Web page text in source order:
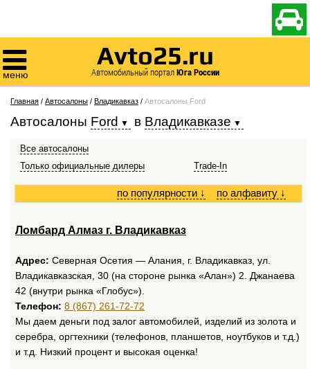


меню
Avto25.ru
Автомобильный порталЮга России
Главная / Автосалоны / Владикавказ / Автосалоны Ford
Автосалоны Ford в Владикавказе
Все автосалоны
Только официальные дилеры
Trade-In
по алфавиту ↓
по популярности ↓
Ломбард Алмаз г. Владикавказ
Адрес: Северная Осетия — Алания, г. Владикавказ, ул.
Владикавказская, 30 (на стороне рынка «Алан») 2. Джанаева
42 (внутри рынка «Глобус»).
Телефон: 8 (867) 261-72-72
Мы даем деньги под залог автомобилей, изделий из золота и
серебра, оргтехники (телефонов, планшетов, ноутбуков и т.д.)
и т.д. Низкий процент и высокая оценка!